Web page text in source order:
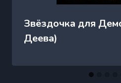
Звёздочка для
Деева)